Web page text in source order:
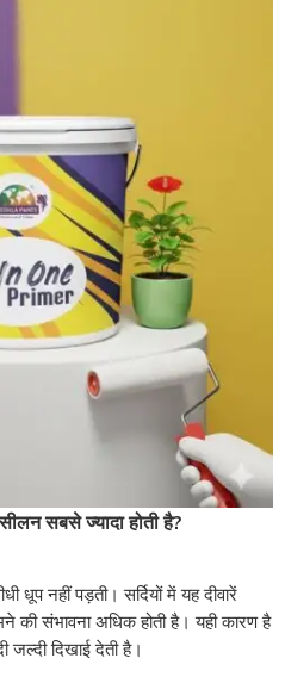
सबसे ज्यादा होती है?
धूप नहीं पड़ती। सर्दियों में यह दीवारें
की संभावना अधिक होती है। यही कारण है
जल्दी दिखाई देती है।